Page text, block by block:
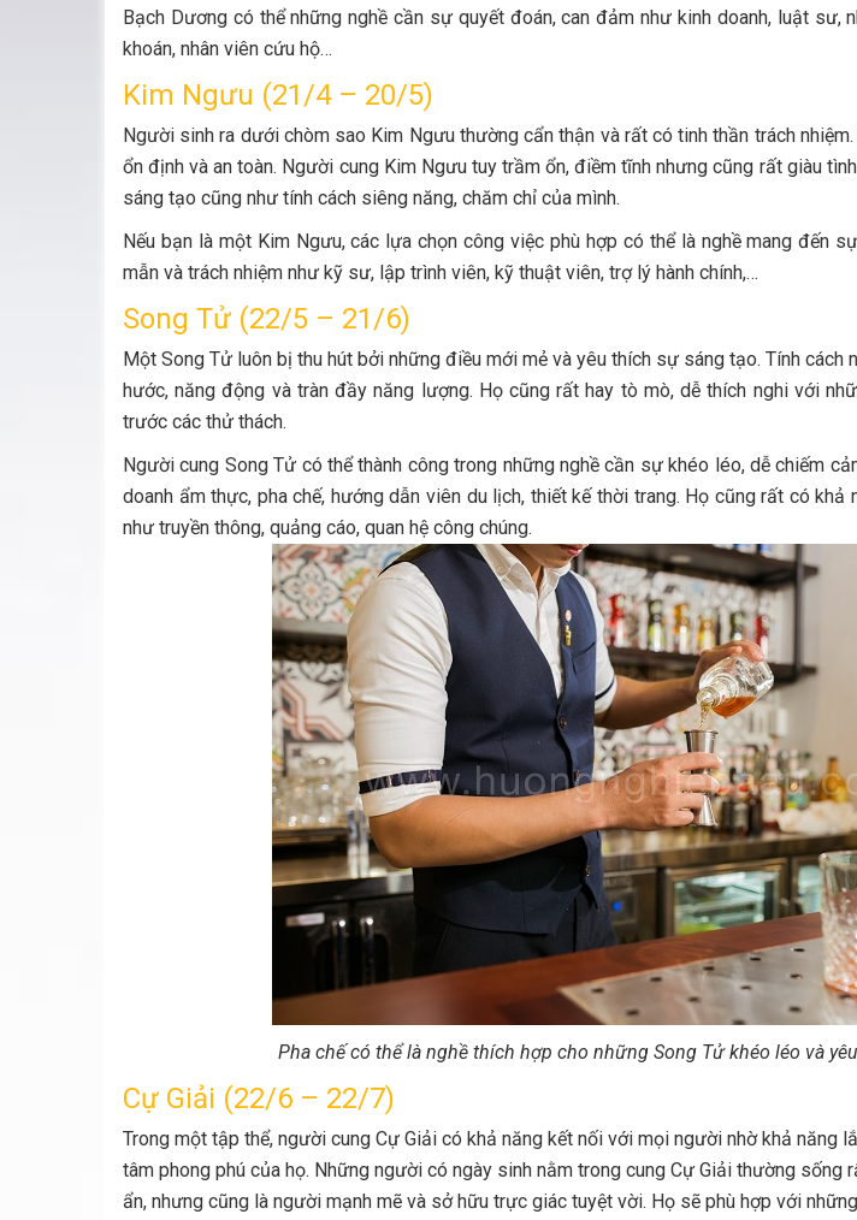
Bạch Dương có thể những nghề cần sự quyết đoán, can đảm như kinh doanh, luật sư,
khoán, nhân viên cứu hộ…
Kim Ngưu (21/4 – 20/5)
Người sinh ra dưới chòm sao Kim Ngưu thường cẩn thận và rất có tinh thần trách
ổn định và an toàn. Người cung Kim Ngưu tuy trầm ổn, điềm tĩnh nhưng cũng rất giàu
sáng tạo cũng như tính cách siêng năng, chăm chỉ của mình.
Nếu bạn là một Kim Ngưu, các lựa chọn công việc phù hợp có thể là nghề mang đến
mẫn và trách nhiệm như kỹ sư, lập trình viên, kỹ thuật viên, trợ lý hành chính,…
Song Tử (22/5 – 21/6)
Một Song Tử luôn bị thu hút bởi những điều mới mẻ và yêu thích sự sáng tạo. Tính cách
hước, năng động và tràn đầy năng lượng. Họ cũng rất hay tò mò, dễ thích nghi với
trước các thử thách.
Người cung Song Tử có thể thành công trong những nghề cần sự khéo léo, dễ chiếm
doanh ẩm thực, pha chế, hướng dẫn viên du lịch, thiết kế thời trang. Họ cũng rất có khả
như truyền thông, quảng cáo, quan hệ công chúng.
Pha chế có thể là nghề thích hợp cho những Song Tử khéo léo và
Cự Giải (22/6 – 22/7)
Trong một tập thể, người cung Cự Giải có khả năng kết nối với mọi người nhờ khả năng
tâm phong phú của họ. Những người có ngày sinh nằm trong cung Cự Giải thường sống
ẩn, nhưng cũng là người mạnh mẽ và sở hữu trực giác tuyệt vời. Họ sẽ phù hợp với